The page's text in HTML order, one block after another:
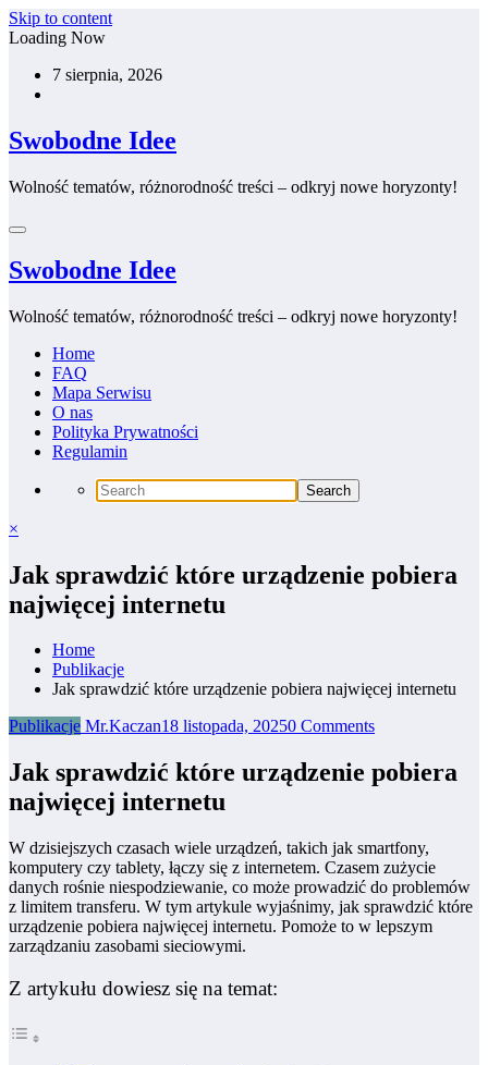
Skip to content
Loading Now
7 sierpnia, 2026
Swobodne Idee
Wolność tematów, różnorodność treści – odkryj nowe horyzonty!
Swobodne Idee
Wolność tematów, różnorodność treści – odkryj nowe horyzonty!
Home
FAQ
Mapa Serwisu
O nas
Polityka Prywatności
Regulamin
×
Jak sprawdzić które urządzenie pobiera
najwięcej internetu
Home
Publikacje
Jak sprawdzić które urządzenie pobiera najwięcej internetu
Publikacje Mr.Kaczan18 listopada, 20250 Comments
Jak sprawdzić które urządzenie pobiera
najwięcej internetu
W dzisiejszych czasach wiele urządzeń, takich jak smartfony,
komputery czy tablety, łączy się z internetem. Czasem zużycie
danych rośnie niespodziewanie, co może prowadzić do problemów
z limitem transferu. W tym artykule wyjaśnimy, jak sprawdzić które
urządzenie pobiera najwięcej internetu. Pomoże to w lepszym
zarządzaniu zasobami sieciowymi.
Z artykułu dowiesz się na temat: